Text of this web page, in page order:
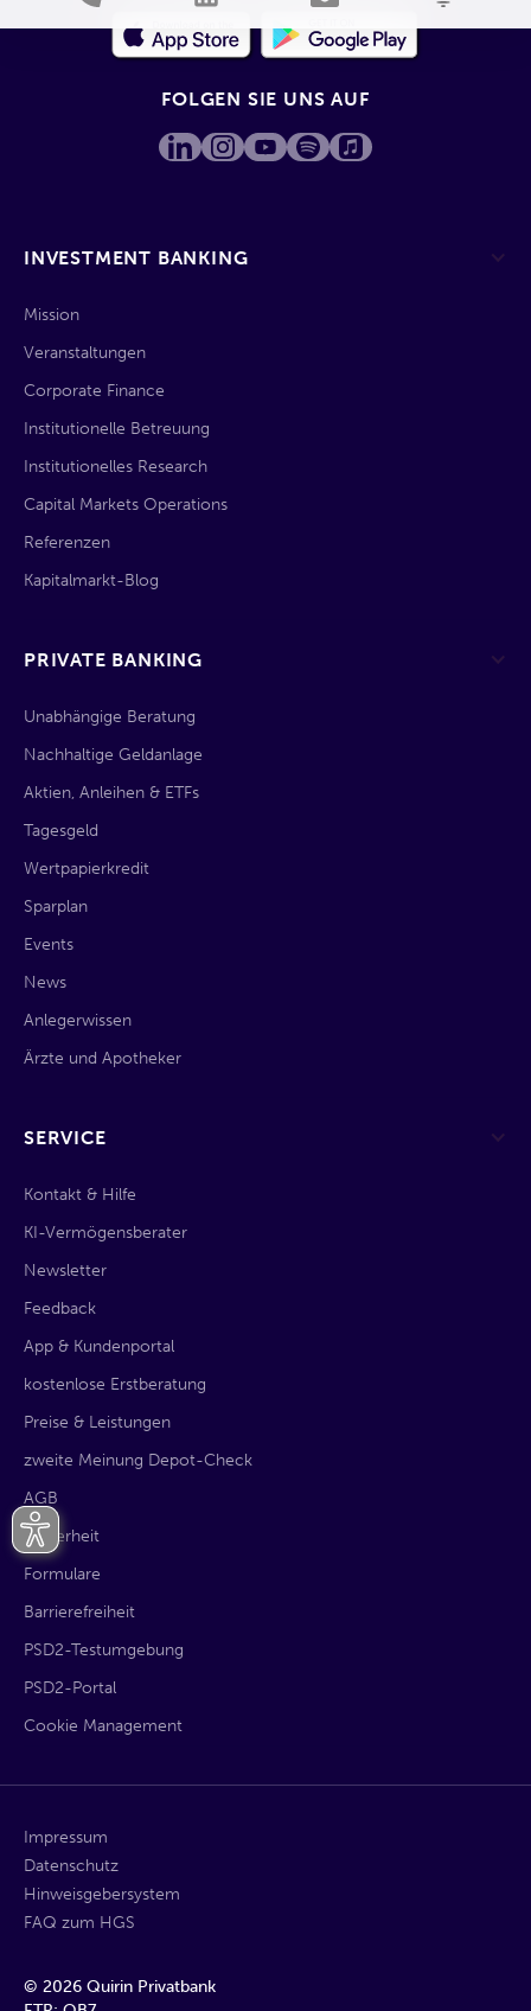
INVESTMENT BANKING
Mission
Veranstaltungen
Corporate Finance
Institutionelle Betreuung
Institutionelles Research
Capital Markets Operations
Referenzen
Kapitalmarkt-Blog
PRIVATE BANKING
Unabhängige Beratung
Nachhaltige Geldanlage
Aktien, Anleihen & ETFs
Tagesgeld
Wertpapierkredit
Sparplan
Events
News
Anlegerwissen
Ärzte und Apotheker
SERVICE
Kontakt & Hilfe
KI-Vermögensberater
Newsletter
Feedback
App & Kundenportal
kostenlose Erstberatung
Preise & Leistungen
zweite Meinung Depot-Check
AGB
Sicherheit
Formulare
Barrierefreiheit
PSD2-Testumgebung
PSD2-Portal
Cookie Management
FOLGEN SIE UNS AUF
© 2026 Quirin Privatbank
Impressum
Datenschutz
Hinweisgebersystem
FAQ zum HGS